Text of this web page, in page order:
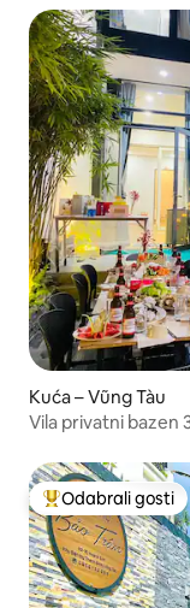
Kuća – Vũng Tàu
Vila privatni bazen
Među najviše
Odabrali gosti